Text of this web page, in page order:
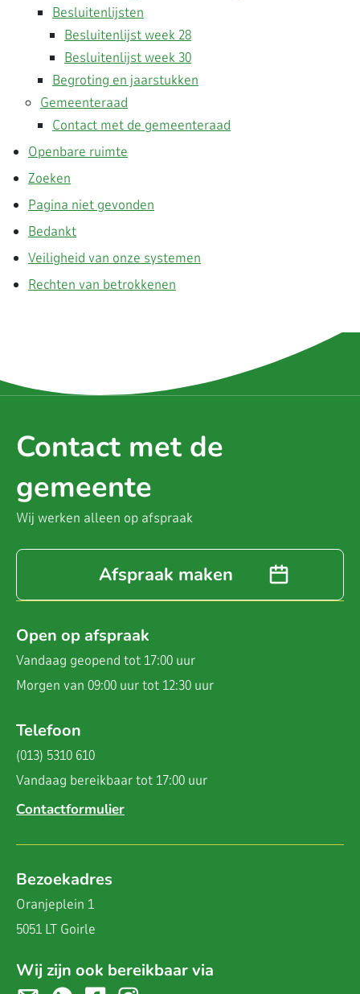
Besluitenlijsten
Besluitenlijst week 28
Besluitenlijst week 30
Begroting en jaarstukken
Gemeenteraad
Contact met de gemeenteraad
Openbare ruimte
Zoeken
Pagina niet gevonden
Bedankt
Veiligheid van onze systemen
Rechten van betrokkenen
Contact met de
gemeente
Wij werken alleen op afspraak
Afspraak maken
Open op afspraak
Vandaag geopend tot 17:00 uur
Morgen van 09:00 uur tot 12:30 uur
Telefoon
(013) 5310 610
Vandaag bereikbaartot 17:00 uur
Contactformulier
Bezoekadres
Oranjeplein 1
5051 LT Goirle
Wij zijn ook bereikbaar via